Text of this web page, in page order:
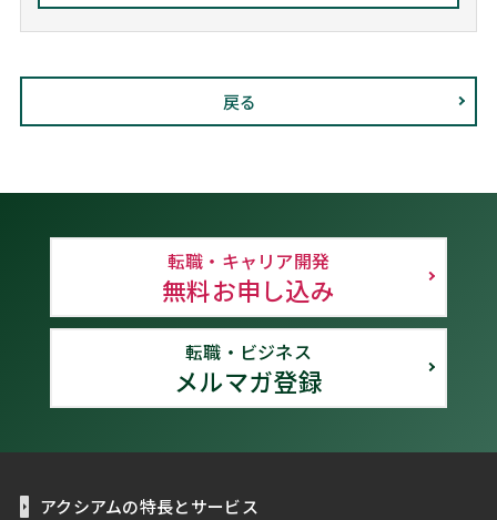
戻る
転職・キャリア開発
無料お申し込み
転職・ビジネス
メルマガ登録
アクシアムの特長とサービス